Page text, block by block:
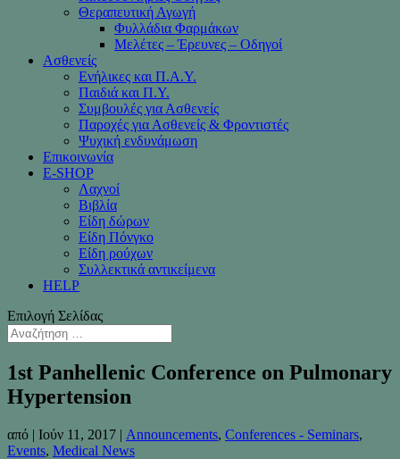
Θεραπευτική Αγωγή
Φυλλάδια Φαρμάκων
Μελέτες – Έρευνες – Οδηγοί
Ασθενείς
Ενήλικες και Π.Α.Υ.
Παιδιά και Π.Υ.
Συμβουλές για Ασθενείς
Παροχές για Ασθενείς & Φροντιστές
Ψυχική ενδυνάμωση
Επικοινωνία
Ε-SHOP
Λαχνοί
Βιβλία
Είδη δώρων
Είδη Πόνγκο
Είδη ρούχων
Συλλεκτικά αντικείμενα
HELP
Επιλογή Σελίδας
1st Panhellenic Conference on Pulmonary
Hypertension
από | Ιούν 11, 2017 | Announcements, Conferences - Seminars,
Events, Medical News